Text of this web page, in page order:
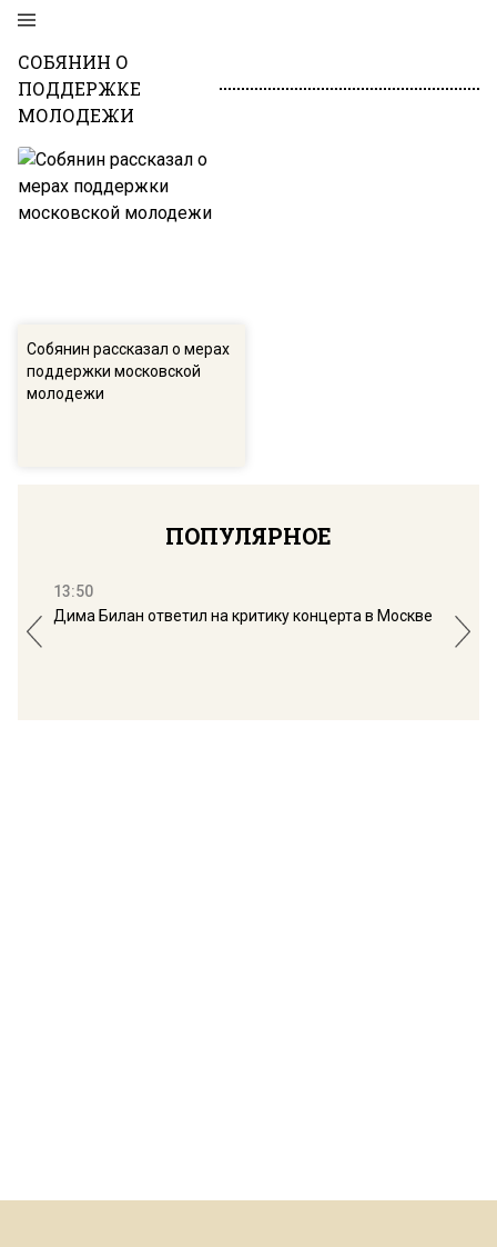
СОБЯНИН О
ПОДДЕРЖКЕ
МОЛОДЕЖИ
Собянин рассказал о мерах
поддержки московской
молодежи
ПОПУЛЯРНОЕ
13:50
Дима Билан ответил на критику концерта в Москве